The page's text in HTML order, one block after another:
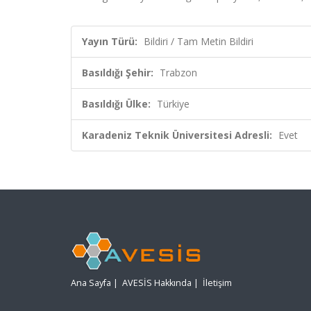
Yayın Türü: Bildiri / Tam Metin Bildiri
Basıldığı Şehir: Trabzon
Basıldığı Ülke: Türkiye
Karadeniz Teknik Üniversitesi Adresli: Evet
Ana Sayfa | AVESİS Hakkında | İletişim